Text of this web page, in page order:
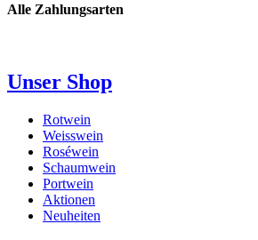
Alle Zahlungsarten
Unser Shop
Rotwein
Weisswein
Roséwein
Schaumwein
Portwein
Aktionen
Neuheiten